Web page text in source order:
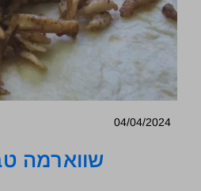
04/04/2024
שווארמה